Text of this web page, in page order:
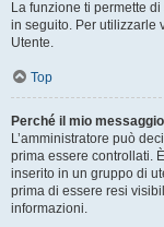
La funzione ti permette
in seguito. Per utilizzarle
Utente.
Top
Perché il mio
L’amministratore può
prima essere controllati.
inserito in un gruppo di
prima di essere resi
informazioni.